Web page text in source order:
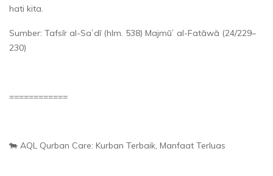
hati kita.
Sumber: Tafsīr al-Saʿdī (hlm. 538) Majmūʿ al-Fatāwā (24/229–
230)
============
🐄 AQL Qurban Care: Kurban Terbaik, Manfaat Terluas